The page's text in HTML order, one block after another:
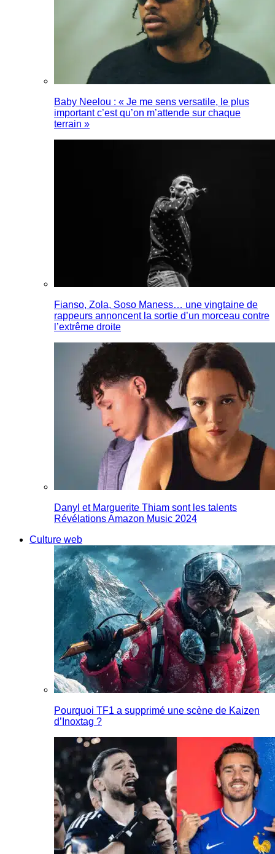
Baby Neelou : « Je me sens versatile, le plus
important c’est qu’on m’attende sur chaque
terrain »
Fianso, Zola, Soso Maness… une vingtaine de
rappeurs annoncent la sortie d’un morceau contre
l’extrême droite
Danyl et Marguerite Thiam sont les talents
Révélations Amazon Music 2024
Culture web
Pourquoi TF1 a supprimé une scène de Kaizen
d’Inoxtag ?